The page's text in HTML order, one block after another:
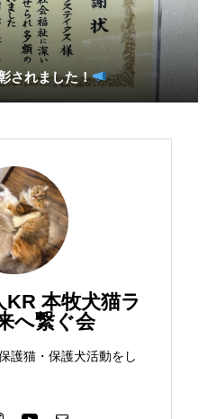
されました！
KR 本牧犬猫ラ
へ繋ぐ会
護猫・保護犬活動をし